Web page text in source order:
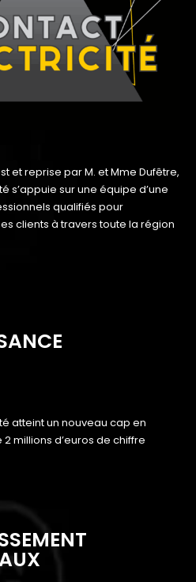
et reprise par M. et Mme Dufêtre,
s’appuie sur une équipe d’une
qualifiés pour
clients à travers toute la région
atteint un nouveau cap en
millions d’euros de chiffre